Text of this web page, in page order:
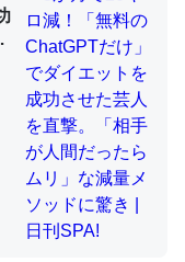
に覗いてる。ぼ
Googleマップで
中かが分かるので
僕。ITツール導入で
by LIFULL介護